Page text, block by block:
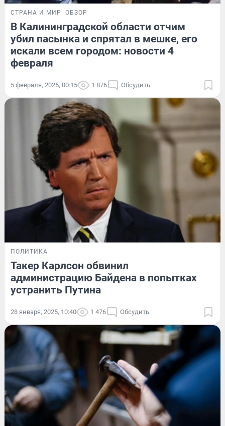
СТРАНА И МИР ОБЗОР
В Калининградской области отчим
убил пасынка и спрятал в мешке, его
искали всем городом: новости 4
февраля
5 февраля, 2025, 00:15 1 876 Обсудить
ПОЛИТИКА
Такер Карлсон обвинил
администрацию Байдена в попытках
устранить Путина
28 января, 2025, 10:40 1 476 Обсудить